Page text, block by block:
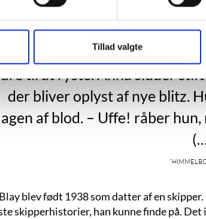
Tillad valgte
hyler omkring tårnet
gennem natten efterfulgt
til at ryste. Anna sidder
der bliver oplyst af nye blitz.
af blod. – Uffe! råber
blev født 1938 som datter af en
skipperhistorier, han kunne finde på.